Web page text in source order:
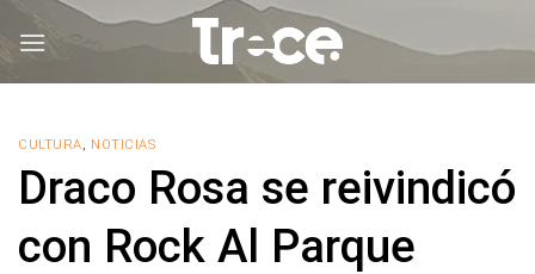
CULTURA, NOTICIAS
Draco Rosa se reivindicó
con Rock Al Parque